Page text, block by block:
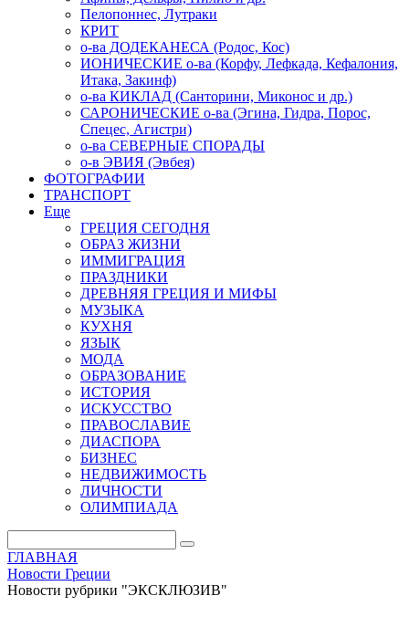
Пелопоннес, Лутраки
КРИТ
о-ва ДОДЕКАНЕСА (Родос, Кос)
ИОНИЧЕСКИЕ о-ва (Корфу, Лефкада, Кефалония,
Итака, Закинф)
о-ва КИКЛАД (Санторини, Миконос и др.)
САРОНИЧЕСКИЕ о-ва (Эгина, Гидра, Порос,
Спецес, Агистри)
о-ва СЕВЕРНЫЕ СПОРАДЫ
о-в ЭВИЯ (Эвбея)
ФОТОГРАФИИ
ТРАНСПОРТ
Еще
ГРЕЦИЯ СЕГОДНЯ
ОБРАЗ ЖИЗНИ
ИММИГРАЦИЯ
ПРАЗДНИКИ
ДРЕВНЯЯ ГРЕЦИЯ И МИФЫ
МУЗЫКА
КУХНЯ
ЯЗЫК
МОДА
ОБРАЗОВАНИЕ
ИСТОРИЯ
ИСКУССТВО
ПРАВОСЛАВИЕ
ДИАСПОРА
БИЗНЕС
НЕДВИЖИМОСТЬ
ЛИЧНОСТИ
ОЛИМПИАДА
ГЛАВНАЯ
Новости Греции
Новости рубрики "ЭКСКЛЮЗИВ"